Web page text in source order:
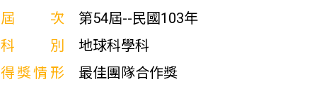
屆次
第54屆--民國103年
科別
地球科學科
得獎情形
最佳團隊合作獎